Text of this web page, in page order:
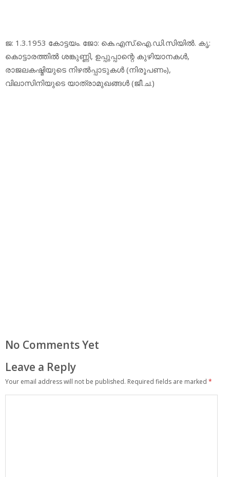
ജ: 1.3.1953 കോട്ടയം. ജോ: കെ.എസ്.ഐ.ഡി.സിയില്‍. കൃ:
കൊട്ടാരത്തില്‍ ശങ്കുണ്ണി, ഉപ്പുപ്പാന്റെ കുഴിയാനകള്‍,
രാജലകഷ്മിയുടെ നിഴല്‍പ്പാടുകള്‍ (നിരൂപണം),
വിലാസിനിയുടെ യാത്രാമുഖങ്ങള്‍ (ജീ.ച.)
No Comments Yet
Leave a Reply
Your email address will not be published. Required fields are marked *